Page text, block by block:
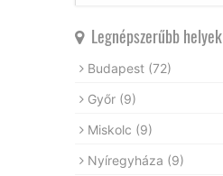
Legnépszerűbb helyek
Budapest (72)
Győr (9)
Miskolc (9)
Nyíregyháza (9)